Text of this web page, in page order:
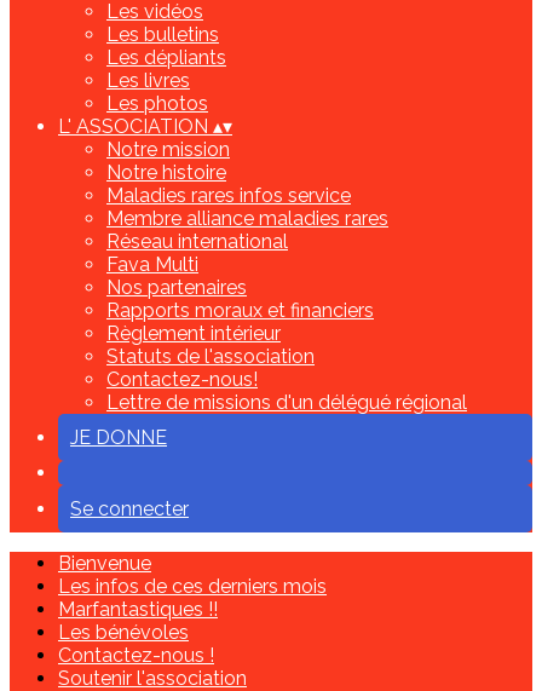
Les vidéos
Les bulletins
Les dépliants
Les livres
Les photos
L' ASSOCIATION ▴▾
Notre mission
Notre histoire
Maladies rares infos service
Membre alliance maladies rares
Réseau international
Fava Multi
Nos partenaires
Rapports moraux et financiers
Règlement intérieur
Statuts de l'association
Contactez-nous!
Lettre de missions d'un délégué régional
JE DONNE
Se connecter
Bienvenue
Les infos de ces derniers mois
Marfantastiques !!
Les bénévoles
Contactez-nous !
Soutenir l'association